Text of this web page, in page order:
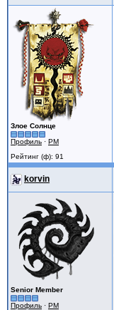
Злое Солнце
Профиль · PM
Рейтинг (ф): 91
korvin
Senior Member
Профиль · PM